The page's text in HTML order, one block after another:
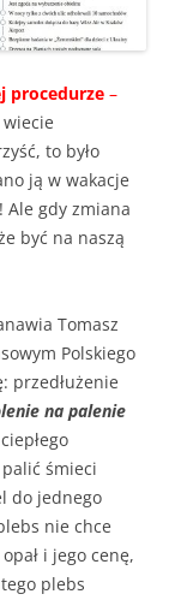
procedurze –
wiecie
to było
ją w wakacje
Ale gdy zmiana
być na naszą
Tomasz
Polskiego
przedłużenie
na palenie
śmieci
do jednego
nie chce
i jego cenę,
plebs